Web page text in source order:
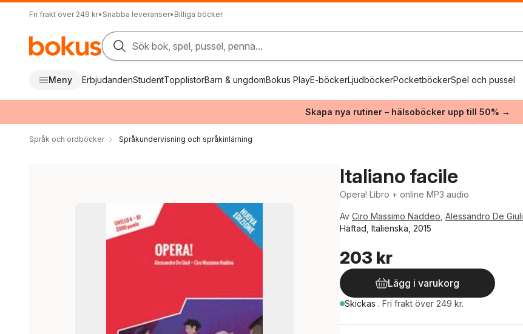
Fri frakt över 249 kr• Snabba leveranser• Billiga böcker
Sök bok, spel, pussel, penna...
Meny ErbjudandenStudentTopplistorBarn & ungdomBokus PlayE-böckerLjudböckerPocketböckerSpel och pussel
Skapa nya rutiner – hälsoböcker upp till 50% →
Språk och ordböcker Språkundervisning och språkinlärning
Italiano facile
Opera! Libro + online MP3 audio
Av Ciro Massimo Naddeo Alessandro De Giuli
Häftad, Italienska, 2015
203 kr
Lägg i varukorg
Skickas . Fri frakt över 249 kr.